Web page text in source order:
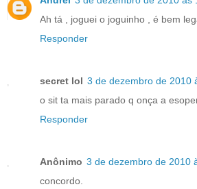
Ah tá , joguei o joguinho , é bem
Responder
secret lol 3 de dezembro de 2010
o sit ta mais parado q onça a
Responder
Anônimo 3 de dezembro de 2010
concordo.